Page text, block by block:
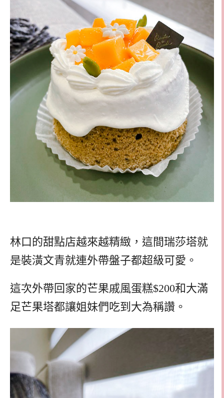
林口的甜點店越來越精緻，這間瑞莎塔就
是裝潢文青就連外帶盤子都超級可愛。
這次外帶回家的芒果戚風蛋糕$200和大滿
足芒果塔都讓姐妹們吃到大為稱讚。